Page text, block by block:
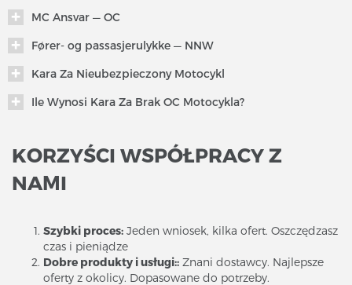
MC Ansvar — OC
Fører- og passasjerulykke — NNW
Kara Za Nieubezpieczony Motocykl
Ile Wynosi Kara Za Brak OC Motocykla?
KORZYŚCI WSPÓŁPRACY Z
NAMI
Szybki proces: Jeden wniosek, kilka ofert. Oszczędzasz
czas i pieniądze
Dobre produkty i usługi:: Znani dostawcy. Najlepsze
oferty z okolicy. Dopasowane do potrzeby.